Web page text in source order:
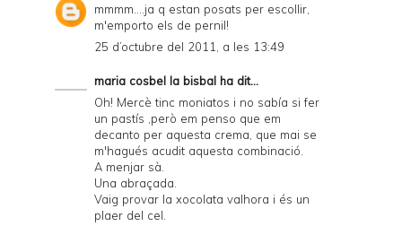
i
e
n
d
y
a
n
mmmm....ja q estan posats per escollir,
m'emporto els de pernil!
25 d’octubre del 2011, a les 13:49
maria cosbel la bisbal ha dit...
Oh! Mercè tinc moniatos i no sabía si fer
un pastís ,però em penso que em
decanto per aquesta crema, que mai se
m'hagués acudit aquesta combinació.
A menjar sà.
Una abraçada.
Vaig provar la xocolata valhora i és un
plaer del cel.